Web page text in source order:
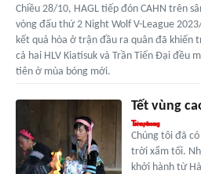
Chiều 28/10, HAGL tiếp đón CAHN trên
vòng đấu thứ 2 Night Wolf V-League
kết quả hòa ở trận đầu ra quân đã khiến
cả hai HLV Kiatisuk và Trần Tiến Đại đều
tiên ở mùa bóng mới.
Tết vùng
Chúng tôi đã
trời xẩm tối.
khởi hành từ